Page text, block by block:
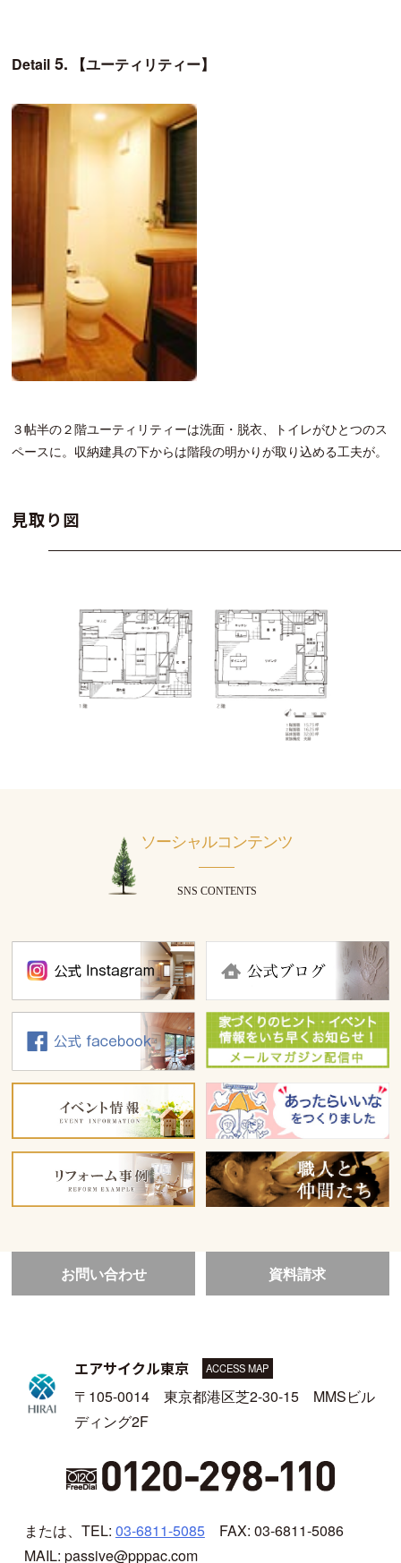
Detail 5. 【ユーティリティー】
３帖半の２階ユーティリティーは洗面・脱衣、トイレがひとつのス
ペースに。収納建具の下からは階段の明かりが取り込める工夫が。
見取り図
ソーシャルコンテンツ
SNS CONTENTS
お問い合わせ 資料請求
エアサイクル東京 ACCESS MAP
〒105-0014 東京都港区芝2-30-15 MMSビル
ディング2F
または、TEL: 03-6811-5085
FAX: 03-6811-5086
MAIL: passive@pppac.com